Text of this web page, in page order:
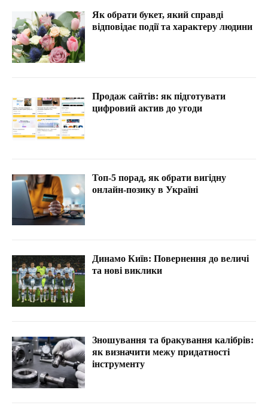
Як обрати букет, який справді
відповідає події та характеру людини
Продаж сайтів: як підготувати
цифровий актив до угоди
Топ-5 порад, як обрати вигідну
онлайн-позику в Україні
Динамо Київ: Повернення до величі
та нові виклики
Зношування та бракування калібрів:
як визначити межу придатності
інструменту